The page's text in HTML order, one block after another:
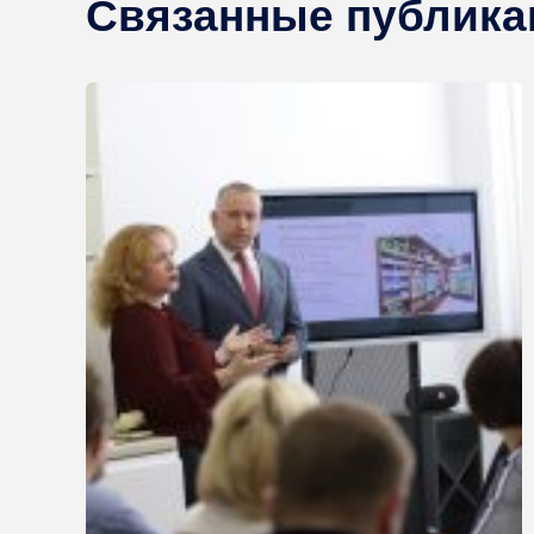
Связанные